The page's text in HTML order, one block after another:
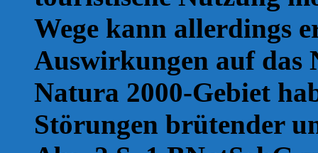
Wege kann allerdings
Auswirkungen auf das
Natura 2000-Gebiet
Störungen brütender